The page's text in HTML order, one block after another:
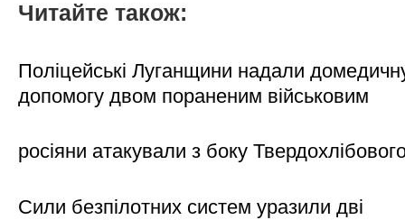
Читайте також:
Поліцейські Луганщини надали
допомогу двом пораненим військовим
росіяни атакували з боку
Сили безпілотних систем уразили дві